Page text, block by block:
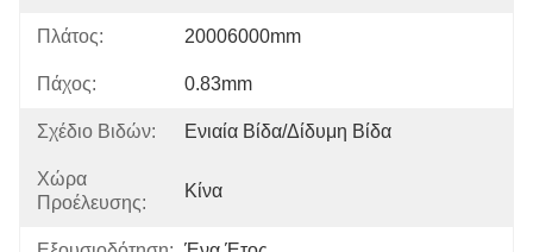
Πλάτος: 20006000mm
Πάχος: 0.83mm
Σχέδιο Βιδών: Ενιαία Βίδα/δίδυμη Βίδα
Χώρα
Προέλευσης:
Κίνα